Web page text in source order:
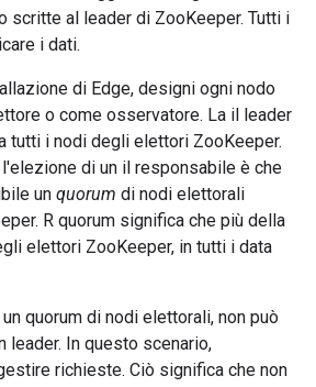
scritte al leader di ZooKeeper. Tutti i
i dati.
di Edge, designi ogni nodo
o come osservatore. La il leader
tutti i nodi degli elettori ZooKeeper.
di un il responsabile è che
un quorum di nodi elettorali
R quorum significa che più della
elettori ZooKeeper, in tutti i data
quorum di nodi elettorali, non può
In questo scenario,
richieste. Ciò significa che non